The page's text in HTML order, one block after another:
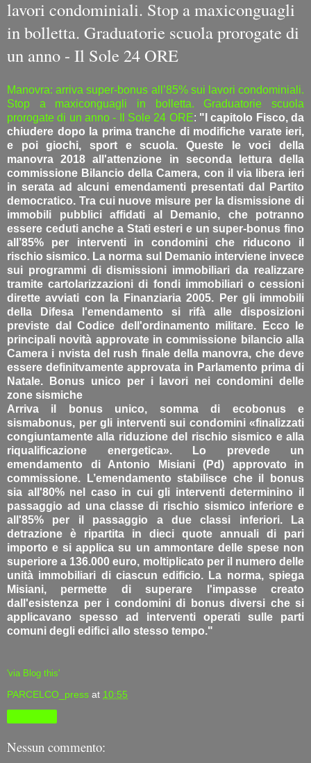
lavori condominiali. Stop a maxiconguagli
in bolletta. Graduatorie scuola prorogate di
un anno - Il Sole 24 ORE
Manovra: arriva super-bonus all’85% sui lavori condominiali.
Stop a maxiconguagli in bolletta. Graduatorie scuola
prorogate di un anno - Il Sole 24 ORE: "l capitolo Fisco, da
chiudere dopo la prima tranche di modifiche varate ieri,
e poi giochi, sport e scuola. Queste le voci della
manovra 2018 all'attenzione in seconda lettura della
commissione Bilancio della Camera, con il via libera ieri
in serata ad alcuni emendamenti presentati dal Partito
democratico. Tra cui nuove misure per la dismissione di
immobili pubblici affidati al Demanio, che potranno
essere ceduti anche a Stati esteri e un super-bonus fino
all’85% per interventi in condomini che riducono il
rischio sismico. La norma sul Demanio interviene invece
sui programmi di dismissioni immobiliari da realizzare
tramite cartolarizzazioni di fondi immobiliari o cessioni
dirette avviati con la Finanziaria 2005. Per gli immobili
della Difesa l'emendamento si rifà alle disposizioni
previste dal Codice dell'ordinamento militare. Ecco le
principali novità approvate in commissione bilancio alla
Camera i nvista del rush finale della manovra, che deve
essere definitvamente approvata in Parlamento prima di
Natale. Bonus unico per i lavori nei condomini delle
zone sismiche
Arriva il bonus unico, somma di ecobonus e
sismabonus, per gli interventi sui condomini «finalizzati
congiuntamente alla riduzione del rischio sismico e alla
riqualificazione energetica». Lo prevede un
emendamento di Antonio Misiani (Pd) approvato in
commissione. L’emendamento stabilisce che il bonus
sia all'80% nel caso in cui gli interventi determinino il
passaggio ad una classe di rischio sismico inferiore e
all'85% per il passaggio a due classi inferiori. La
detrazione è ripartita in dieci quote annuali di pari
importo e si applica su un ammontare delle spese non
superiore a 136.000 euro, moltiplicato per il numero delle
unità immobiliari di ciascun edificio. La norma, spiega
Misiani, permette di superare l'impasse creato
dall'esistenza per i condomini di bonus diversi che si
applicavano spesso ad interventi operati sulle parti
comuni degli edifici allo stesso tempo."
'via Blog this'
PARCELCO_press at 10:55
Nessun commento: